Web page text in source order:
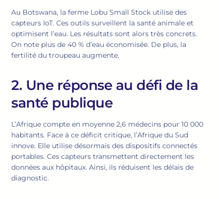
Au Botswana, la ferme Lobu Small Stock utilise des
capteurs IoT. Ces outils surveillent la santé animale et
optimisent l’eau. Les résultats sont alors très concrets.
On note plus de 40 % d’eau économisée. De plus, la
fertilité du troupeau augmente.
2. Une réponse au défi de la
santé publique
L’Afrique compte en moyenne 2,6 médecins pour 10 000
habitants. Face à ce déficit critique, l’Afrique du Sud
innove. Elle utilise désormais des dispositifs connectés
portables. Ces capteurs transmettent directement les
données aux hôpitaux. Ainsi, ils réduisent les délais de
diagnostic.